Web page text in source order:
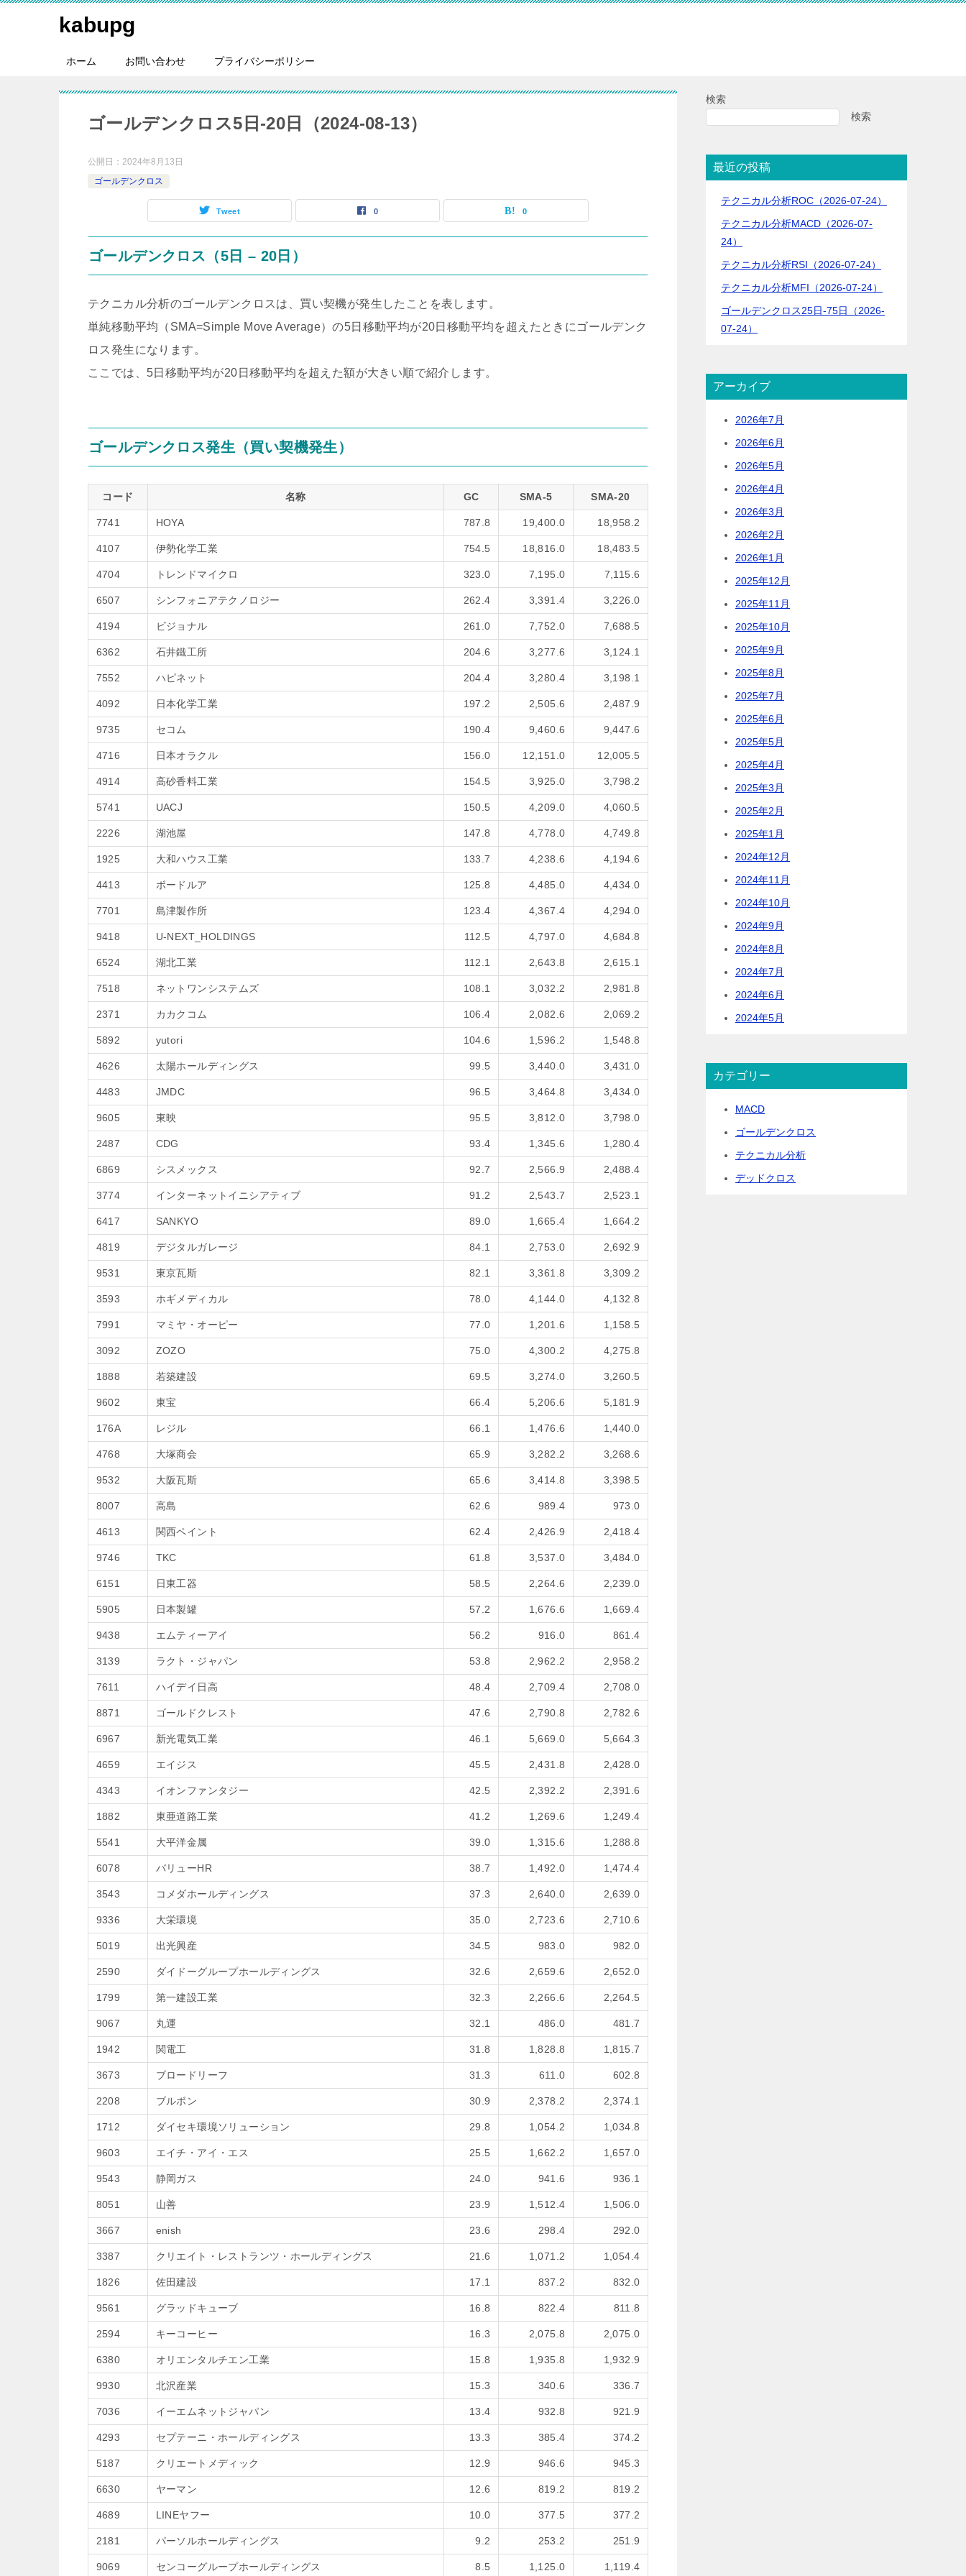
kabupg
ホーム お問い合わせ プライバシーポリシー
ゴールデンクロス5日-20日（2024-08-13）
公開日： 2024年8月13日
ゴールデンクロス
Tweet 0 0
ゴールデンクロス（5日 – 20日）
テクニカル分析のゴールデンクロスは、買い契機が発生したことを表します。
単純移動平均（SMA=Simple Move Average）の5日移動平均が20日移動平均を超えたときにゴールデンク
ロス発生になります。
ここでは、5日移動平均が20日移動平均を超えた額が大きい順で紹介します。
ゴールデンクロス発生（買い契機発生）
コード 名称 GC SMA-5 SMA-20
7741 HOYA 787.8 19,400.0 18,958.2
4107 伊勢化学工業 754.5 18,816.0 18,483.5
4704 トレンドマイクロ 323.0 7,195.0 7,115.6
6507 シンフォニアテクノロジー 262.4 3,391.4 3,226.0
4194 ビジョナル 261.0 7,752.0 7,688.5
6362 石井鐵工所 204.6 3,277.6 3,124.1
7552 ハピネット 204.4 3,280.4 3,198.1
4092 日本化学工業 197.2 2,505.6 2,487.9
9735 セコム 190.4 9,460.6 9,447.6
4716 日本オラクル 156.0 12,151.0 12,005.5
4914 高砂香料工業 154.5 3,925.0 3,798.2
5741 UACJ 150.5 4,209.0 4,060.5
2226 湖池屋 147.8 4,778.0 4,749.8
1925 大和ハウス工業 133.7 4,238.6 4,194.6
4413 ボードルア 125.8 4,485.0 4,434.0
7701 島津製作所 123.4 4,367.4 4,294.0
9418 U-NEXT_HOLDINGS 112.5 4,797.0 4,684.8
6524 湖北工業 112.1 2,643.8 2,615.1
7518 ネットワンシステムズ 108.1 3,032.2 2,981.8
2371 カカクコム 106.4 2,082.6 2,069.2
5892 yutori 104.6 1,596.2 1,548.8
4626 太陽ホールディングス 99.5 3,440.0 3,431.0
4483 JMDC 96.5 3,464.8 3,434.0
9605 東映 95.5 3,812.0 3,798.0
2487 CDG 93.4 1,345.6 1,280.4
6869 シスメックス 92.7 2,566.9 2,488.4
3774 インターネットイニシアティブ 91.2 2,543.7 2,523.1
6417 SANKYO 89.0 1,665.4 1,664.2
4819 デジタルガレージ 84.1 2,753.0 2,692.9
9531 東京瓦斯 82.1 3,361.8 3,309.2
3593 ホギメディカル 78.0 4,144.0 4,132.8
7991 マミヤ・オーピー 77.0 1,201.6 1,158.5
3092 ZOZO 75.0 4,300.2 4,275.8
1888 若築建設 69.5 3,274.0 3,260.5
9602 東宝 66.4 5,206.6 5,181.9
176A レジル 66.1 1,476.6 1,440.0
4768 大塚商会 65.9 3,282.2 3,268.6
9532 大阪瓦斯 65.6 3,414.8 3,398.5
8007 高島 62.6 989.4 973.0
4613 関西ペイント 62.4 2,426.9 2,418.4
9746 TKC 61.8 3,537.0 3,484.0
6151 日東工器 58.5 2,264.6 2,239.0
5905 日本製罐 57.2 1,676.6 1,669.4
9438 エムティーアイ 56.2 916.0 861.4
3139 ラクト・ジャパン 53.8 2,962.2 2,958.2
7611 ハイデイ日高 48.4 2,709.4 2,708.0
8871 ゴールドクレスト 47.6 2,790.8 2,782.6
6967 新光電気工業 46.1 5,669.0 5,664.3
4659 エイジス 45.5 2,431.8 2,428.0
4343 イオンファンタジー 42.5 2,392.2 2,391.6
1882 東亜道路工業 41.2 1,269.6 1,249.4
5541 大平洋金属 39.0 1,315.6 1,288.8
6078 バリューHR 38.7 1,492.0 1,474.4
3543 コメダホールディングス 37.3 2,640.0 2,639.0
9336 大栄環境 35.0 2,723.6 2,710.6
5019 出光興産 34.5 983.0 982.0
2590 ダイドーグループホールディングス 32.6 2,659.6 2,652.0
1799 第一建設工業 32.3 2,266.6 2,264.5
9067 丸運 32.1 486.0 481.7
1942 関電工 31.8 1,828.8 1,815.7
3673 ブロードリーフ 31.3 611.0 602.8
2208 ブルボン 30.9 2,378.2 2,374.1
1712 ダイセキ環境ソリューション 29.8 1,054.2 1,034.8
9603 エイチ・アイ・エス 25.5 1,662.2 1,657.0
9543 静岡ガス 24.0 941.6 936.1
8051 山善 23.9 1,512.4 1,506.0
3667 enish 23.6 298.4 292.0
3387 クリエイト・レストランツ・ホールディングス 21.6 1,071.2 1,054.4
1826 佐田建設 17.1 837.2 832.0
9561 グラッドキューブ 16.8 822.4 811.8
2594 キーコーヒー 16.3 2,075.8 2,075.0
6380 オリエンタルチエン工業 15.8 1,935.8 1,932.9
9930 北沢産業 15.3 340.6 336.7
7036 イーエムネットジャパン 13.4 932.8 921.9
4293 セプテーニ・ホールディングス 13.3 385.4 374.2
5187 クリエートメディック 12.9 946.6 945.3
6630 ヤーマン 12.6 819.2 819.2
4689 LINEヤフー 10.0 377.5 377.2
2181 パーソルホールディングス 9.2 253.2 251.9
9069 センコーグループホールディングス 8.5 1,125.0 1,119.4
検索
検索
最近の投稿
テクニカル分析ROC（2026-07-24）
テクニカル分析MACD（2026-07-
24）
テクニカル分析RSI（2026-07-24）
テクニカル分析MFI（2026-07-24）
ゴールデンクロス25日-75日（2026-
07-24）
アーカイブ
2026年7月
2026年6月
2026年5月
2026年4月
2026年3月
2026年2月
2026年1月
2025年12月
2025年11月
2025年10月
2025年9月
2025年8月
2025年7月
2025年6月
2025年5月
2025年4月
2025年3月
2025年2月
2025年1月
2024年12月
2024年11月
2024年10月
2024年9月
2024年8月
2024年7月
2024年6月
2024年5月
カテゴリー
MACD
ゴールデンクロス
テクニカル分析
デッドクロス